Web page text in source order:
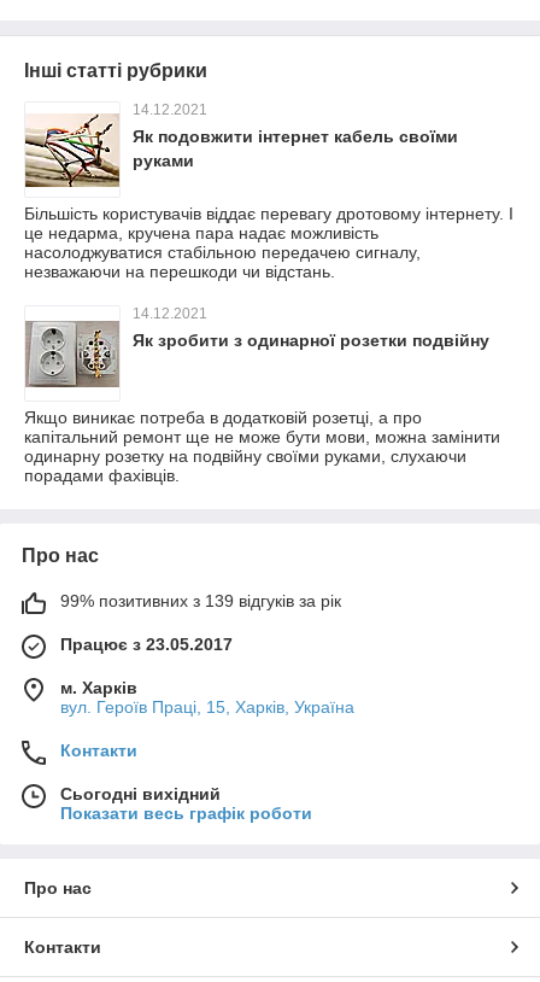
Інші статті рубрики
14.12.2021
Як подовжити інтернет кабель своїми
руками
Більшість користувачів віддає перевагу дротовому інтернету. І
це недарма, кручена пара надає можливість
насолоджуватися стабільною передачею сигналу,
незважаючи на перешкоди чи відстань.
14.12.2021
Як зробити з одинарної розетки подвійну
Якщо виникає потреба в додатковій розетці, а про
капітальний ремонт ще не може бути мови, можна замінити
одинарну розетку на подвійну своїми руками, слухаючи
порадами фахівців.
Про нас
99% позитивних з 139 відгуків за рік
Працює з 23.05.2017
м. Харків
вул. Героїв Праці, 15, Харків, Україна
Контакти
Сьогодні вихідний
Показати весь графік роботи
Про нас
Контакти